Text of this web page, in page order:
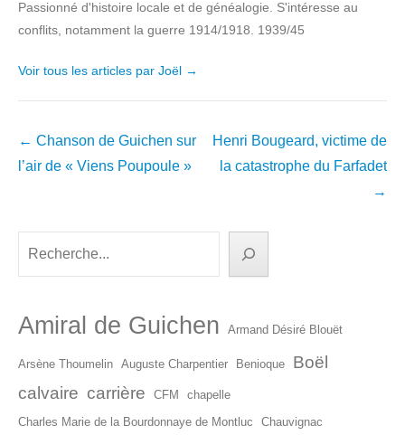
Passionné d'histoire locale et de généalogie. S'intéresse au
conflits, notamment la guerre 1914/1918. 1939/45
Voir tous les articles par Joël →
Navigation
dans
← Chanson de Guichen sur
l’air de « Viens Poupoule »
Henri Bougeard, victime de
la catastrophe du Farfadet
→
Amiral de Guichen Armand Désiré Blouët
Arsène Thoumelin Auguste Charpentier Benioque
Boël
calvaire carrière CFM
chapelle
Charles Marie de la Bourdonnaye de Montluc
Chauvignac